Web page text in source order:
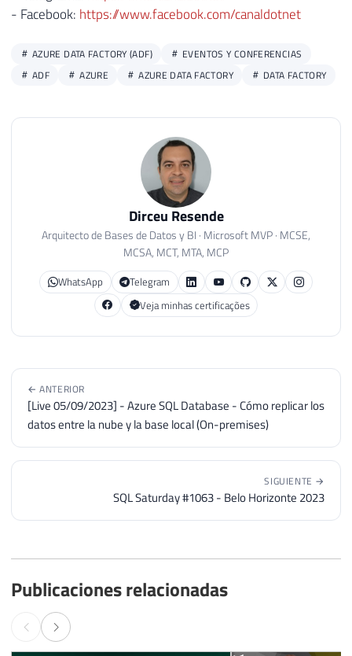
- Facebook: https://www.facebook.com/canaldotnet
AZURE DATA FACTORY (ADF)
EVENTOS Y CONFERENCIAS
ADF
AZURE AZURE DATA FACTORY DATA FACTORY
Dirceu Resende
Arquitecto de Bases de Datos y BI · Microsoft MVP · MCSE,
MCSA, MCT, MTA, MCP
WhatsApp
Telegram
Veja minhas certificações
← ANTERIOR
[Live 05/09/2023] - Azure SQL Database - Cómo replicar los
datos entre la nube y la base local (On-premises)
SIGUIENTE →
SQL Saturday #1063 - Belo Horizonte 2023
Publicaciones relacionadas